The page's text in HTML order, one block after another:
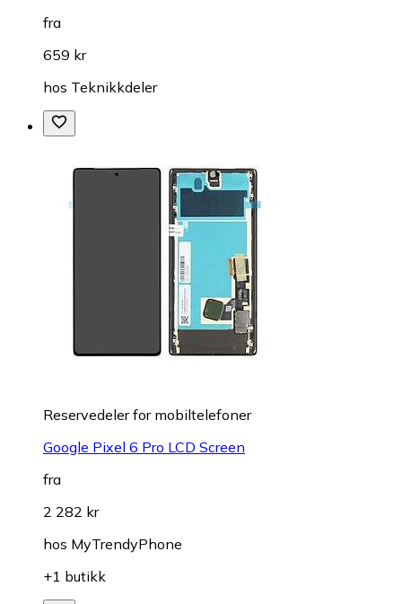
fra
659 kr
hos Teknikkdeler
Reservedeler for mobiltelefoner
Google Pixel 6 Pro LCD Screen
fra
2 282 kr
hos MyTrendyPhone
+1 butikk